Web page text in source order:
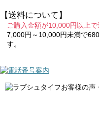
【送料について】
ご購入金額が10,000円以上で
7,000円～10,000円未満で
す。